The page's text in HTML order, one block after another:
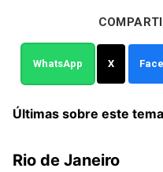
WhatsApp X
Últimas sobre este tema
Rio de Janeiro